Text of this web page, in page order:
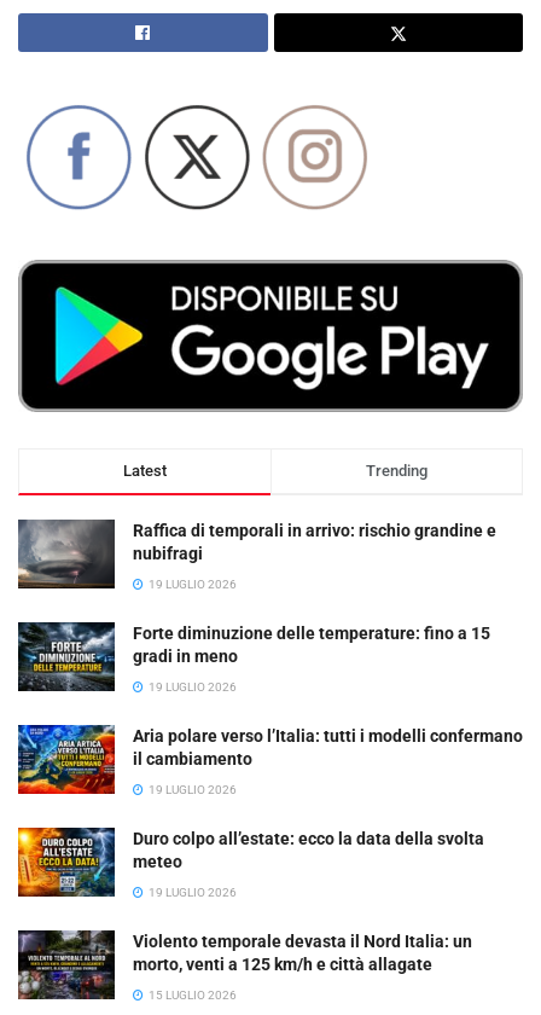
Latest Trending
Raffica di temporali in arrivo: rischio grandine e
nubifragi
19 LUGLIO 2026
Forte diminuzione delle temperature: fino a 15
gradi in meno
19 LUGLIO 2026
Aria polare verso l’Italia: tutti i modelli confermano
il cambiamento
19 LUGLIO 2026
Duro colpo all’estate: ecco la data della svolta
meteo
19 LUGLIO 2026
Violento temporale devasta il Nord Italia: un
morto, venti a 125 km/h e città allagate
15 LUGLIO 2026